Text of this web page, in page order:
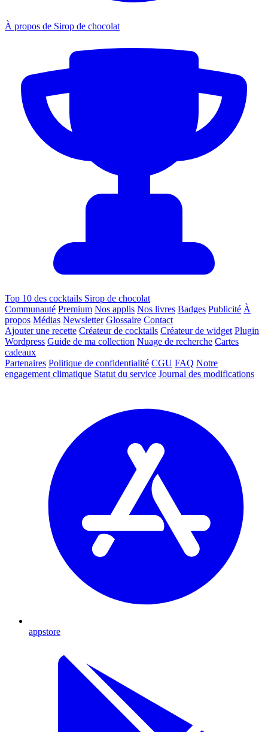
À propos de Sirop de chocolat
Top 10 des cocktails Sirop de chocolat
Communauté Premium Nos applis Nos livres Badges Publicité À
propos Médias Newsletter Glossaire Contact
Ajouter une recette Créateur de cocktails Créateur de widget Plugin
Wordpress Guide de ma collection Nuage de recherche Cartes
cadeaux
Partenaires Politique de confidentialité CGU FAQ Notre
engagement climatique Statut du service Journal des modifications
appstore